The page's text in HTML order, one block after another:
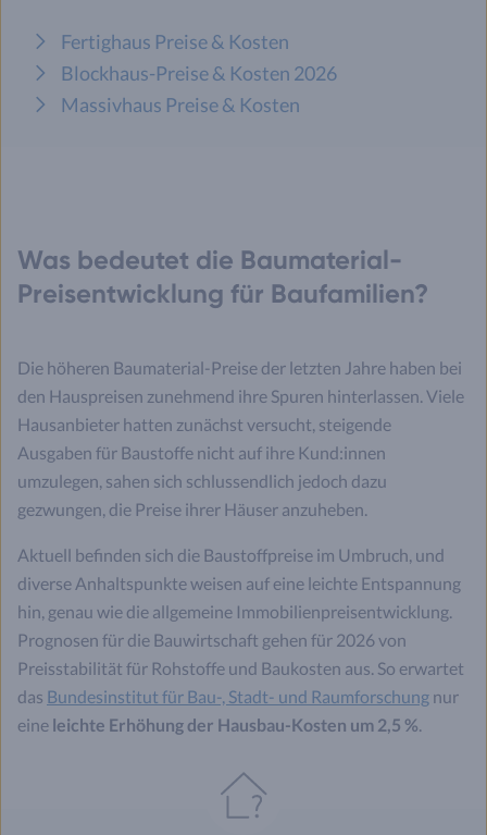
Fertighaus Preise & Kosten
Blockhaus-Preise & Kosten 2026
Massivhaus Preise & Kosten
Was bedeutet die Baumaterial-
Preisentwicklung für Baufamilien?
Die höheren Baumaterial-Preise der letzten Jahre haben bei
den Hauspreisen zunehmend ihre Spuren hinterlassen. Viele
Hausanbieter hatten zunächst versucht, steigende
Ausgaben für Baustoffe nicht auf ihre Kund:innen
umzulegen, sahen sich schlussendlich jedoch dazu
gezwungen, die Preise ihrer Häuser anzuheben.
Aktuell befinden sich die Baustoffpreise im Umbruch, und
diverse Anhaltspunkte weisen auf eine leichte Entspannung
hin, genau wie die allgemeine Immobilienpreisentwicklung.
Prognosen für die Bauwirtschaft gehen für 2026 von
Preisstabilität für Rohstoffe und Baukosten aus. So erwartet
das Bundesinstitut für Bau-, Stadt- und Raumforschung nur
eine leichte Erhöhung der Hausbau-Kosten um 2,5 %.